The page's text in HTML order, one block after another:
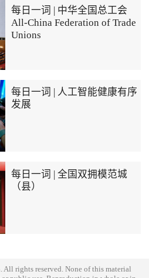
每日一词 | 中华全国总工会
All-China Federation of Trade
Unions
每日一词 | 人工智能健康有序
发展
每日一词 | 全国双拥模范城
（县）
rights reserved. None of this material